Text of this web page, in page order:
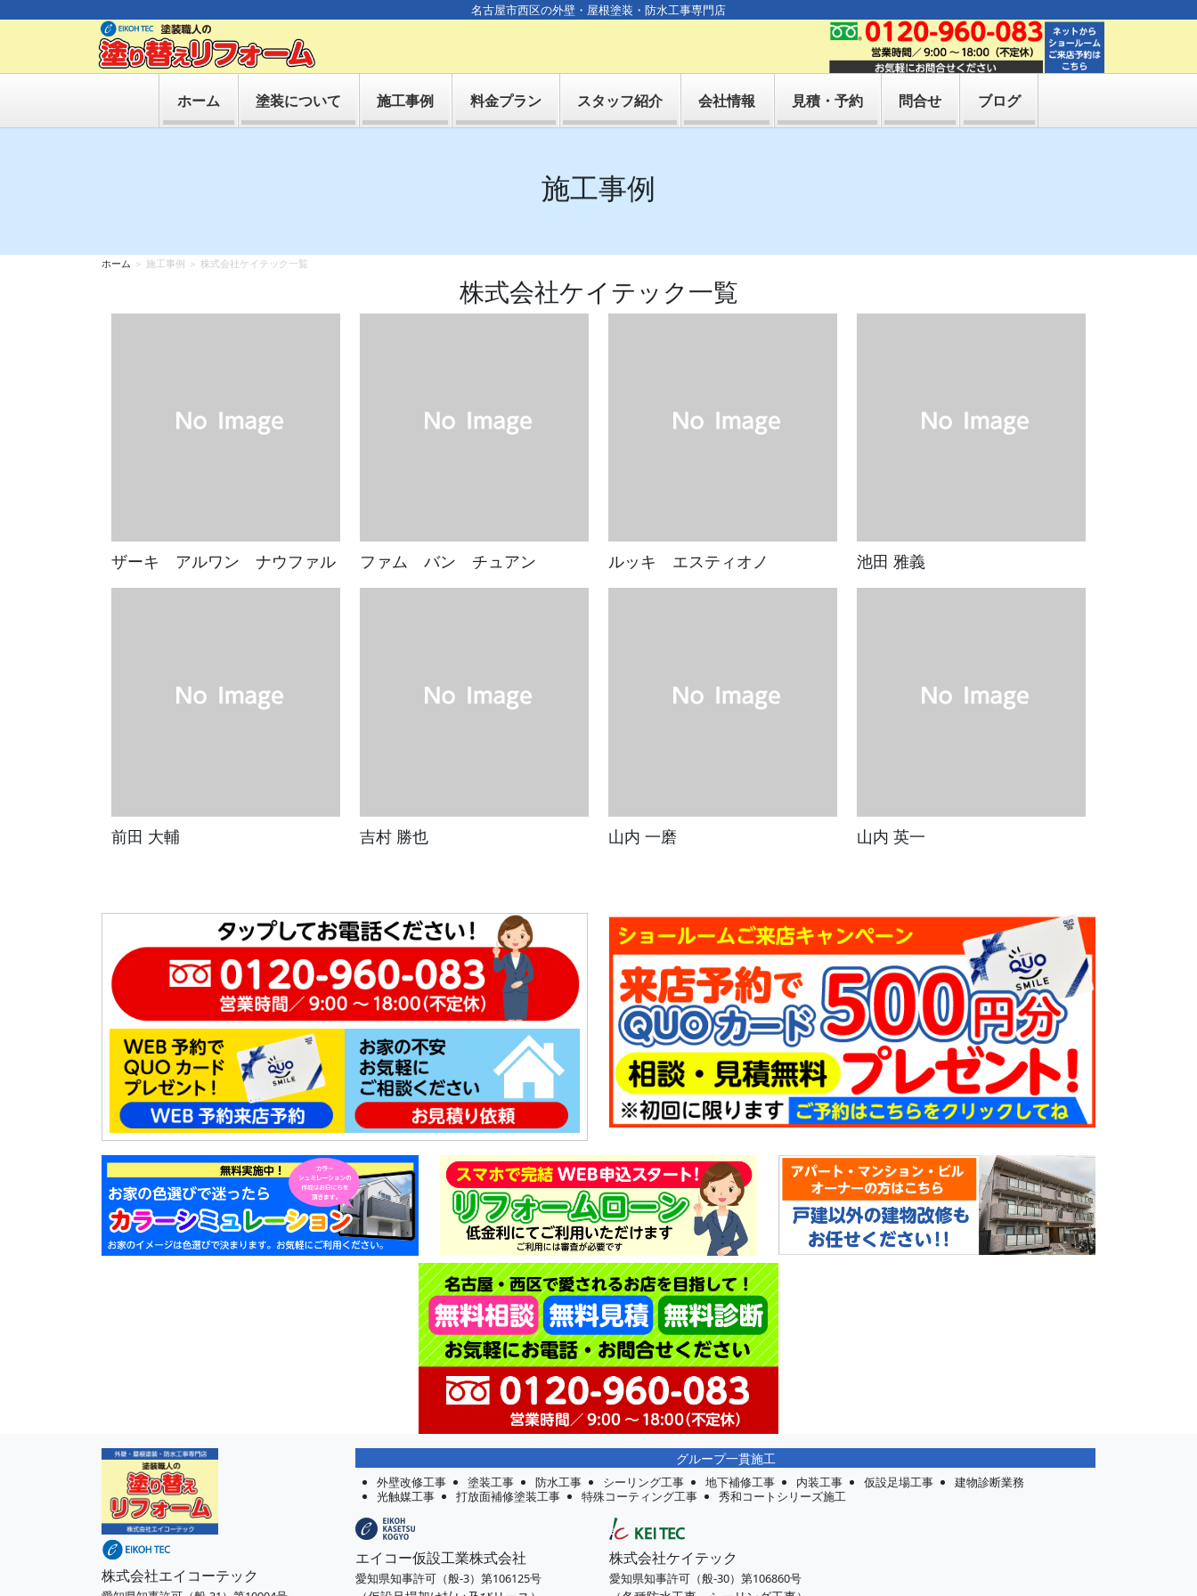
名古屋市西区の外壁・屋根塗装・防水工事専門店
ホーム 塗装について 施工事例 料金プラン スタッフ紹介 会社情報 見積・予約 問合せ ブログ
施工事例
ホーム ＞ 施工事例 ＞ 株式会社ケイテック一覧
株式会社ケイテック一覧
ザーキ アルワン ナウファル ファム バン チュアン ルッキ エスティオノ 池田 雅義
前田 大輔 吉村 勝也 山内 一磨 山内 英一
株式会社エイコーテック
グループ一貫施工
外壁改修工事 塗装工事 防水工事 シーリング工事 地下補修工事 内装工事 仮設足場工事
建物診断業務
光触媒工事
打放面補修塗装工事 特殊コーティング工事 秀和コートシリーズ施工
エイコー仮設工業株式会社
愛知県知事許可（般-3）第106125号
株式会社ケイテック
愛知県知事許可（般-30）第106860号